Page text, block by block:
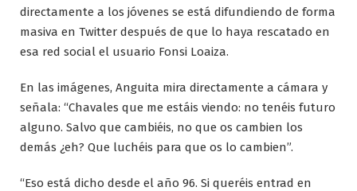
directamente a los jóvenes se está difundiendo de forma
masiva en Twitter después de que lo haya rescatado en
esa red social el usuario Fonsi Loaiza.
En las imágenes, Anguita mira directamente a cámara y
señala: “Chavales que me estáis viendo: no tenéis futuro
alguno. Salvo que cambiéis, no que os cambien los
demás ¿eh? Que luchéis para que os lo cambien”.
“Eso está dicho desde el año 96. Si queréis entrad en